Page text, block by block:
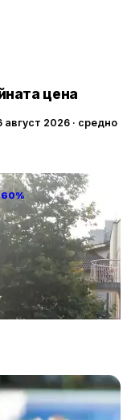
цена
август 2026 · средно
Familia Fantastiko
60